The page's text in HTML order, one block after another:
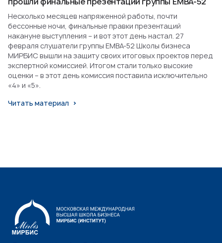
Несколько месяцев напряженной работы, почти
бессонные ночи, финальные правки презентаций
накануне выступления – и вот этот день настал. 27
февраля слушатели группы EMBA-52 Школы бизнеса
МИРБИС вышли на защиту своих итоговых проектов перед
экспертной комиссией. Итогом стали только высокие
оценки – в этот день комиссия поставила исключительно
«4» и «5».
Читать материал